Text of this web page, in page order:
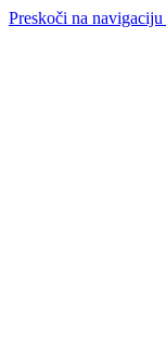
Preskoči na navigaciju